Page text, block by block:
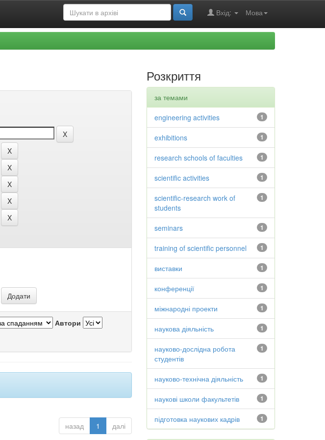
Мова
Вхід:
Автори
назад 1 далі
Розкриття
за темами
1
engineering activities
1
exhibitions
1
research schools of faculties
1
scientific activities
1
scientific-research work of
students
1
seminars
1
training of scientific personnel
1
виставки
1
конференції
1
міжнародні проекти
1
наукова діяльність
1
науково-дослідна робота
студентів
1
науково-технічна діяльність
1
наукові школи факультетів
1
підготовка наукових кадрів